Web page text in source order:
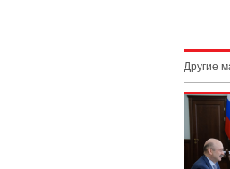
Другие